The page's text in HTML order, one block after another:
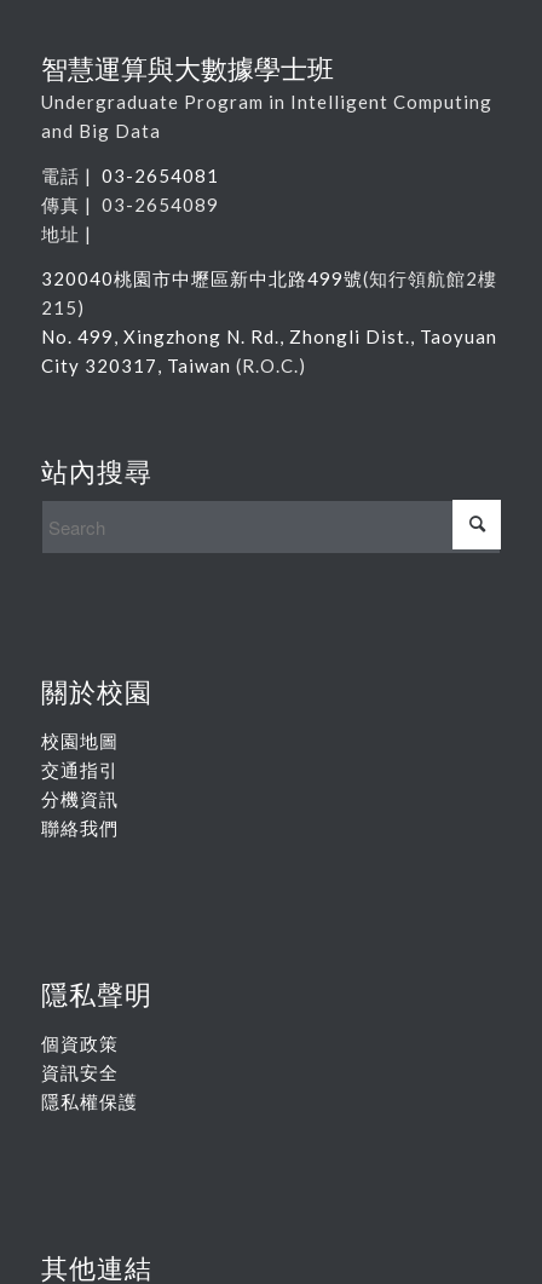
智慧運算與大數據學士班
Undergraduate Program in Intelligent Computing
and Big Data
電話 | 03-2654081
傳真 | 03-2654089
地址 |
320040桃園市中壢區新中北路499號(知行領航館2樓
215)
No. 499, Xingzhong N. Rd., Zhongli Dist., Taoyuan
City 320317, Taiwan (R.O.C.)
站內搜尋
關於校園
校園地圖
交通指引
分機資訊
聯絡我們
隱私聲明
個資政策
資訊安全
隱私權保護
其他連結